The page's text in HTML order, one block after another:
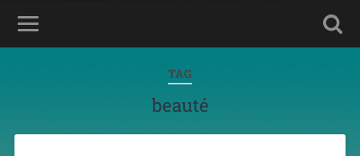
TAG
beauté